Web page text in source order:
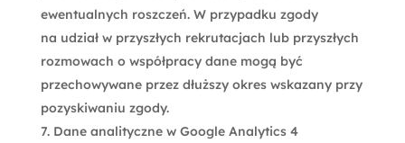
ewentualnych roszczeń. W przypadku zgody
na udział w przyszłych rekrutacjach lub przyszłych
rozmowach o współpracy dane mogą być
przechowywane przez dłuższy okres wskazany przy
pozyskiwaniu zgody.
Dane analityczne w Google Analytics 4